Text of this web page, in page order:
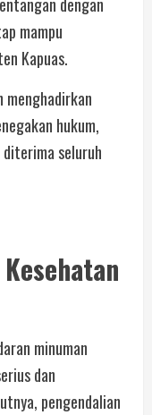
mampu
Kapuas.
menghadirkan
hukum,
seluruh
minuman
dan
pengendalian